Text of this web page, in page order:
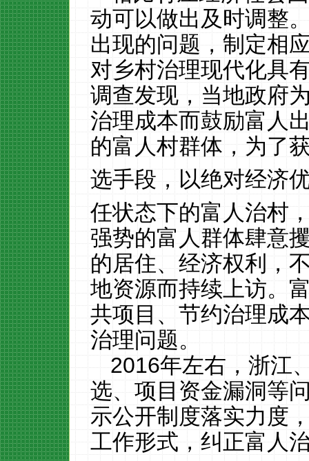
动可以做出及时调整
出现的问题，制定相
对乡村治理现代化具
调查发现，当地政府
治理成本而鼓励富人
的富人村群体，为了
选手段，以绝对经济
任状态下的富人治村
强势的富人群体肆意
的居住、经济权利，
地资源而持续上访。
共项目、节约治理成
治理问题。
2016年左右，浙江
选、项目资金漏洞等
示公开制度落实力度
工作形式，纠正富人